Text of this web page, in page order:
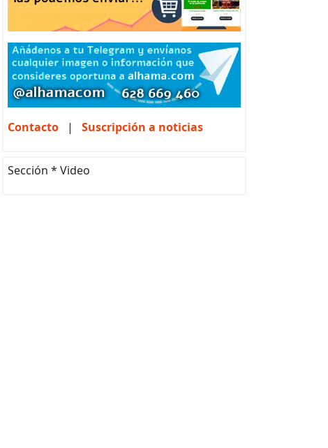
Contacto | Suscripción a noticias
Sección * Video